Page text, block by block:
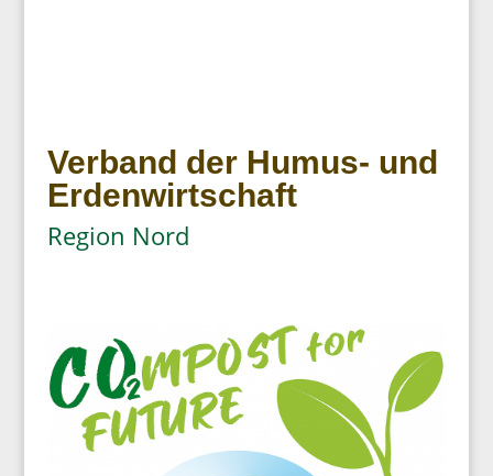
Verband der Humus- und
Erdenwirtschaft
Region Nord